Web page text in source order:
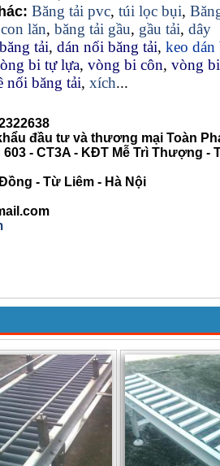
Băng tải pvc, túi lọc bụi,
lăn, băng tải gầu, gầu tải, dây
tải, dán nối băng tải, keo dán
bi tự lựa, vòng bi côn, vòng bi
nối băng tải, xích...
đầu tư và thương mại Toàn
- CT3A - KĐT Mễ Trì Thượng -
- Từ Liêm - Hà Nội